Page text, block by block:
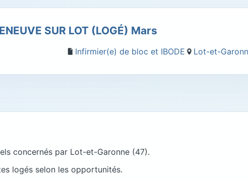
SUR LOT (LOGÉ) Mars
Infirmier(e) de bloc et IBODE Lot-et-
concernés par Lot-et-Garonne (47).
logés selon les opportunités.